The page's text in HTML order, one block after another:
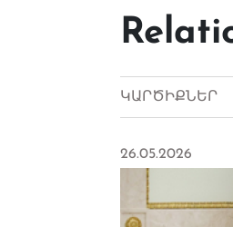
ԿԱՐԾԻՔՆԵՐ
26.05.2026